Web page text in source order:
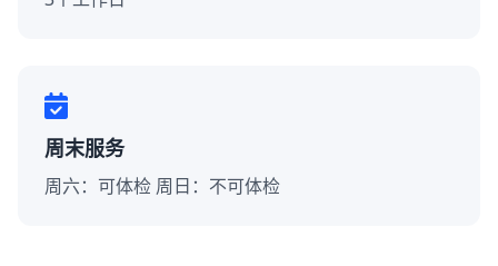
周末服务
周六：可体检 周日：不可体检